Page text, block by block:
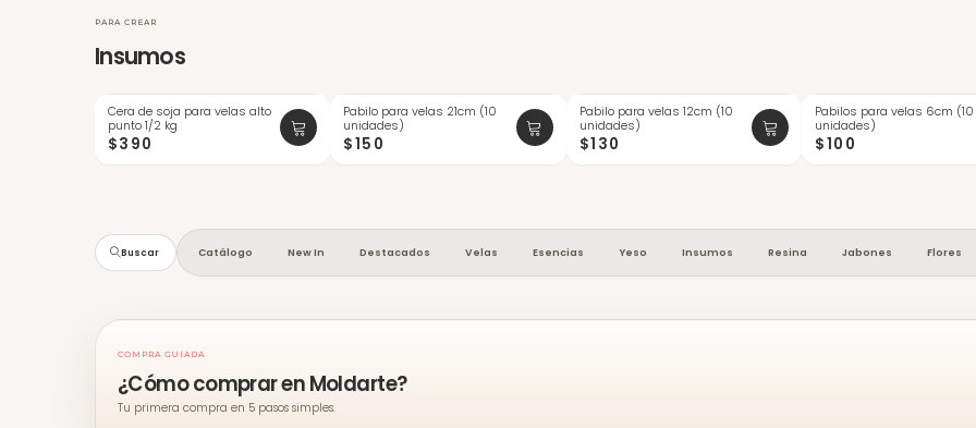
PARA CREAR
Insumos
ÚLTIMAS
Cera de soja para velas alto
punto 1/2 kg
$390
Pabilo para velas 21cm (10
unidades)
$150
ÚLTIMAS
Pabilo para velas 12cm (10
unidades)
$130
Pabilos para velas 6cm (10
unidades)
$100
Buscar Catálogo New In Destacados Velas Esencias Yeso Insumos Resina Jabones Flores
COMPRA GUIADA
¿Cómo comprar en Moldarte?
Tu primera compra en 5 pasos simples.